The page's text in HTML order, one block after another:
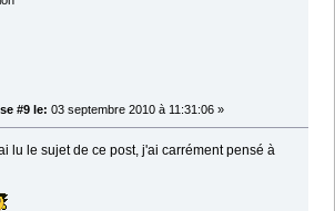
#9 le: 03 septembre 2010 à 11:31:06 »
lu le sujet de ce post, j'ai carrément pensé à